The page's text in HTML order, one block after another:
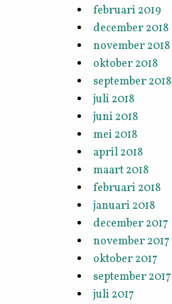
februari 2019
december 2018
november 2018
oktober 2018
september 2018
juli 2018
juni 2018
mei 2018
april 2018
maart 2018
februari 2018
januari 2018
december 2017
november 2017
oktober 2017
september 2017
juli 2017